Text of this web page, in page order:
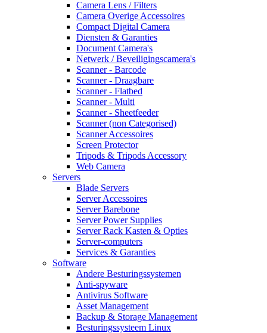
Camera Lens / Filters
Camera Overige Accessoires
Compact Digital Camera
Diensten & Garanties
Document Camera's
Netwerk / Beveiligingscamera's
Scanner - Barcode
Scanner - Draagbare
Scanner - Flatbed
Scanner - Multi
Scanner - Sheetfeeder
Scanner (non Categorised)
Scanner Accessoires
Screen Protector
Tripods & Tripods Accessory
Web Camera
Servers
Blade Servers
Server Accessoires
Server Barebone
Server Power Supplies
Server Rack Kasten & Opties
Server-computers
Services & Garanties
Software
Andere Besturingssystemen
Anti-spyware
Antivirus Software
Asset Management
Backup & Storage Management
Besturingssysteem Linux